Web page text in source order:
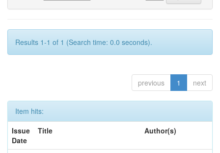
Results 1-1 of 1 (Search time: 0.0 seconds).
previous 1 next
Item hits:
Issue
Date
Title Author(s)